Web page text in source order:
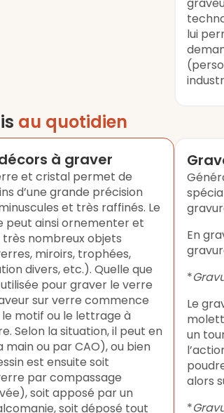
lui
au quotidien
à graver
et cristal permet de
d’une grande précision
et très raffinés. Le
peut ainsi ornementer et
nombreux objets
miroirs, trophées,
divers, etc.). Quelle que
pour graver le verre
sur verre commence
motif ou le lettrage à
Selon la situation, il peut en
main ou par CAO), ou bien
est ensuite soit
par compassage
soit apposé par un
soit déposé tout
En
*
Le
un
alors
*